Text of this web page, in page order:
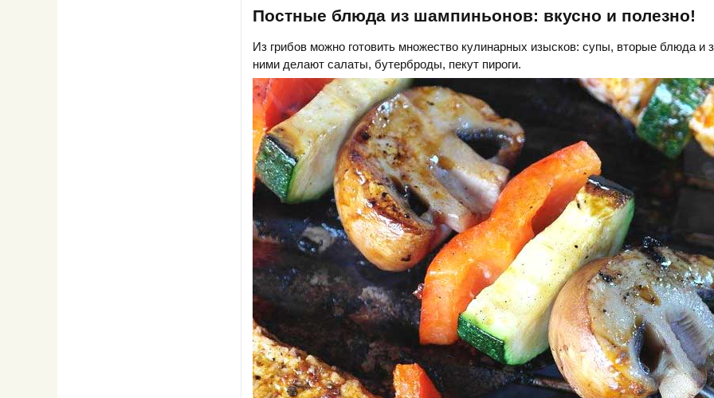
Постные блюда из шампиньонов: вкусно и полезно!
Из грибов можно готовить множество кулинарных изысков: супы, вторые блюда и
ними делают салаты, бутерброды, пекут пироги.